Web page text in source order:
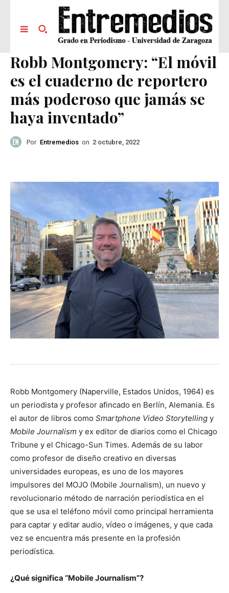
Robb Montgomery: “El móvil
es el cuaderno de reportero
más poderoso que jamás se
haya inventado”
Por Entremedios on 2 octubre, 2022
Robb Montgomery (Naperville, Estados Unidos, 1964) es
un periodista y profesor afincado en Berlín, Alemania. Es
el autor de libros como Smartphone Video Storytelling y
Mobile Journalism y ex editor de diarios como el Chicago
Tribune y el Chicago-Sun Times. Además de su labor
como profesor de diseño creativo en diversas
universidades europeas, es uno de los mayores
impulsores del MOJO (Mobile Journalism), un nuevo y
revolucionario método de narración periodística en el
que se usa el teléfono móvil como principal herramienta
para captar y editar audio, vídeo o imágenes, y que cada
vez se encuentra más presente en la profesión
periodística.
¿Qué significa “Mobile Journalism”?